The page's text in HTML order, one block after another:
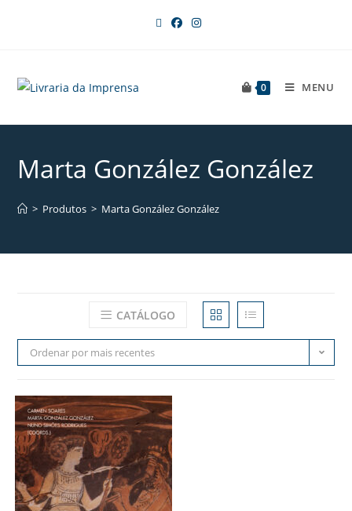
0 MENU
Marta González González
> Produtos > Marta González González
CATÁLOGO
Ordenar por mais recentes